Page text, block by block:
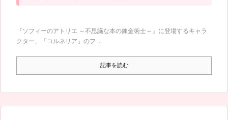
『ソフィーのアトリエ ～不思議な本の錬金術士～』に登場するキャラ
クター、「コルネリア」のフ ...
記事を読む